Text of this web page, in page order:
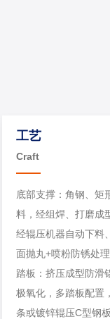
工艺
Craft
底部支撑：角钢、矩
料，经组焊、打磨成
经辊压机器自动下料
面抛丸+喷粉防锈处
踏板：挤压成型防滑
极氧化，多踏板配置
条或镀锌辊压C型钢